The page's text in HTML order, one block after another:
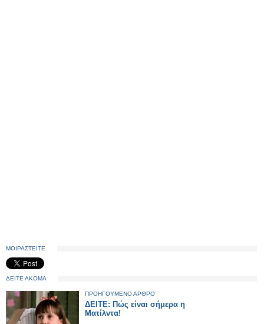
ΜΟΙΡΑΣΤΕΙΤΕ
ΔΕΙΤΕ ΑΚΟΜΑ
ΠΡΟΗΓΟΥΜΕΝΟ ΑΡΘΡΟ
ΔΕΙΤΕ: Πώς είναι σήμερα η
Ματίλντα!